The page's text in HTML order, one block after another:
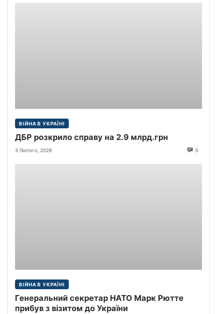
ВІЙНА В УКРАЇНІ
ДБР розкрило справу на 2.9 млрд.грн
3 Лютого, 2026 0
ВІЙНА В УКРАЇНІ
Генеральний секретар НАТО Марк Рютте
прибув з візитом до України